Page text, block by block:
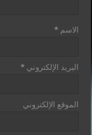
الاسم*
البريد الإلكتروني*
الموقع الإلكتروني